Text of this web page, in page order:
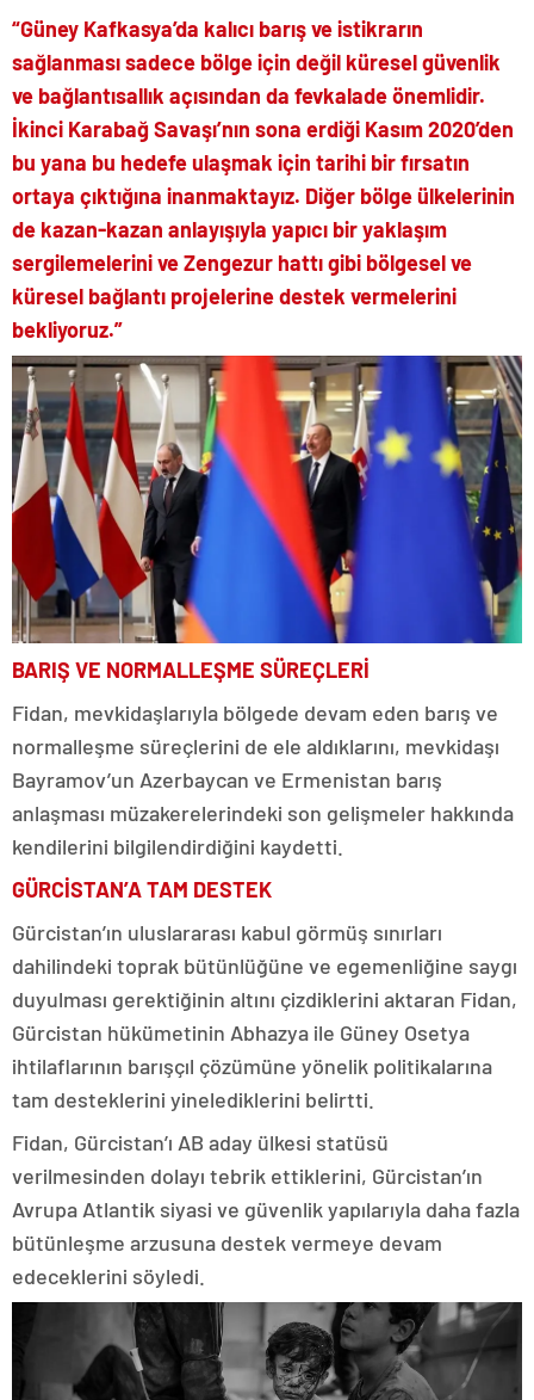
“Güney Kafkasya’da kalıcı barış ve istikrarın
sağlanması sadece bölge için değil küresel güvenlik
ve bağlantısallık açısından da fevkalade önemlidir.
İkinci Karabağ Savaşı’nın sona erdiği Kasım 2020’den
bu yana bu hedefe ulaşmak için tarihi bir fırsatın
ortaya çıktığına inanmaktayız. Diğer bölge ülkelerinin
de kazan-kazan anlayışıyla yapıcı bir yaklaşım
sergilemelerini ve Zengezur hattı gibi bölgesel ve
küresel bağlantı projelerine destek vermelerini
bekliyoruz.”
BARIŞ VE NORMALLEŞME SÜREÇLERİ
Fidan, mevkidaşlarıyla bölgede devam eden barış ve
normalleşme süreçlerini de ele aldıklarını, mevkidaşı
Bayramov’un Azerbaycan ve Ermenistan barış
anlaşması müzakerelerindeki son gelişmeler hakkında
kendilerini bilgilendirdiğini kaydetti.
GÜRCİSTAN’A TAM DESTEK
Gürcistan’ın uluslararası kabul görmüş sınırları
dahilindeki toprak bütünlüğüne ve egemenliğine saygı
duyulması gerektiğinin altını çizdiklerini aktaran Fidan,
Gürcistan hükümetinin Abhazya ile Güney Osetya
ihtilaflarının barışçıl çözümüne yönelik politikalarına
tam desteklerini yinelediklerini belirtti.
Fidan, Gürcistan’ı AB aday ülkesi statüsü
verilmesinden dolayı tebrik ettiklerini, Gürcistan’ın
Avrupa Atlantik siyasi ve güvenlik yapılarıyla daha fazla
bütünleşme arzusuna destek vermeye devam
edeceklerini söyledi.